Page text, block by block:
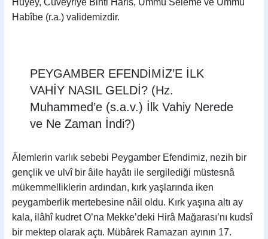
Habîbe (r.a.) validemizdir.
PEYGAMBER EFENDİMİZ’E İLK
VAHİY NASIL GELDİ? (Hz.
Muhammed’e (s.a.v.) İlk Vahiy Nerede
ve Ne Zaman İndi?)
Âlemlerin varlık sebebi Peygamber Efendimiz, nezih bir
gençlik ve ulvî bir âile hayâtı ile sergi­lediği müstesnâ
mükemmelliklerin ardından, kırk yaşlarında iken
peygamberlik mertebesine nâil oldu. Kırk yaşına altı ay
kala, ilâhî kudret O’na Mekke’deki Hirâ Mağarası’nı kudsî
bir mektep olarak açtı. Mübârek Ramazan ayının 17.